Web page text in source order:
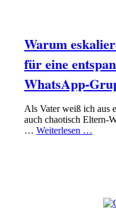
Warum
für eine
WhatsApp-
Als Vater weiß ich aus
auch chaotisch Eltern-
… Weiterlesen …